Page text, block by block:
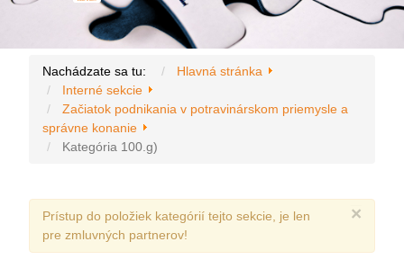
Nachádzate sa tu:
Hlavná stránka
Interné sekcie
Začiatok podnikania v potravinárskom priemysle a
správne konanie
Kategória 100.g)
×
Prístup do položiek kategórií tejto sekcie, je len
pre zmluvných partnerov!